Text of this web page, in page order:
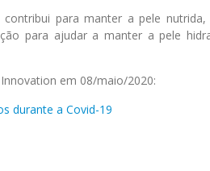
para manter a pele
para ajudar a manter a pele
em 08/maio/2020:
durante a Covid-19